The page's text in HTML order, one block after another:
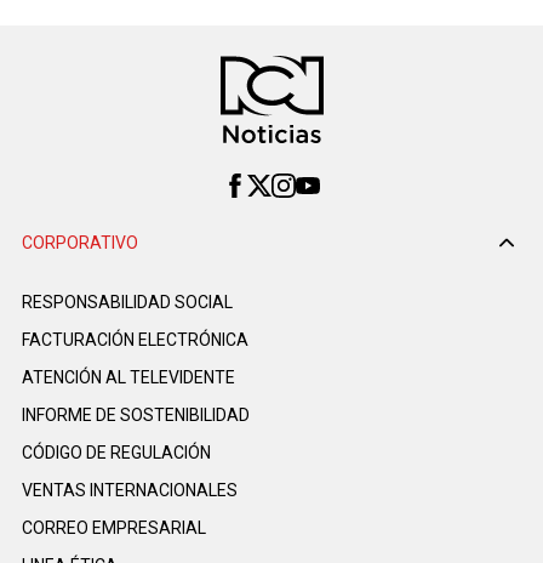
CORPORATIVO
RESPONSABILIDAD SOCIAL
FACTURACIÓN ELECTRÓNICA
ATENCIÓN AL TELEVIDENTE
INFORME DE SOSTENIBILIDAD
CÓDIGO DE REGULACIÓN
VENTAS INTERNACIONALES
CORREO EMPRESARIAL